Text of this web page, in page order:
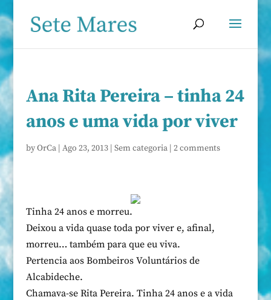
Ana Rita Pereira – tinha 24
anos e uma vida por viver
byOrCa| Ago 23, 2013| Sem categoria| 2 comments
Tinha 24 anos e morreu.
Deixou a vida quase toda por viver e, afinal,
morreu… também para que eu viva.
Pertencia aos Bombeiros Voluntários de
Alcabideche.
Chamava-se Rita Pereira. Tinha 24 anos e a vida